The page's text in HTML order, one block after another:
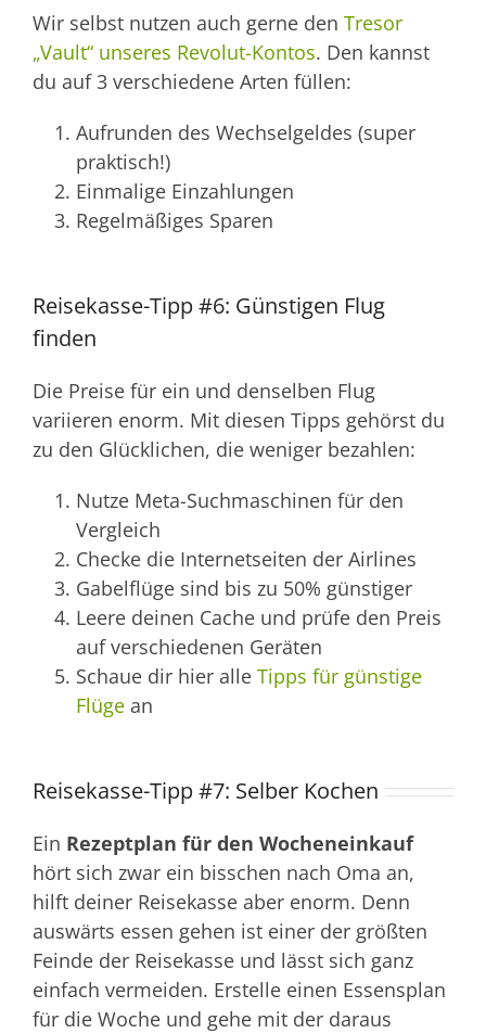
Wir selbst nutzen auch gerne den Tresor
„Vault“ unseres Revolut-Kontos. Den kannst
du auf 3 verschiedene Arten füllen:
Aufrunden des Wechselgeldes (super
praktisch!)
Einmalige Einzahlungen
Regelmäßiges Sparen
Reisekasse-Tipp #6: Günstigen Flug
finden
Die Preise für ein und denselben Flug
variieren enorm. Mit diesen Tipps gehörst du
zu den Glücklichen, die weniger bezahlen:
Nutze Meta-Suchmaschinen für den
Vergleich
Checke die Internetseiten der Airlines
Gabelflüge sind bis zu 50% günstiger
Leere deinen Cache und prüfe den Preis
auf verschiedenen Geräten
Schaue dir hier alle Tipps für günstige
Flüge an
Reisekasse-Tipp #7: Selber Kochen
Ein Rezeptplan für den Wocheneinkauf
hört sich zwar ein bisschen nach Oma an,
hilft deiner Reisekasse aber enorm. Denn
auswärts essen gehen ist einer der größten
Feinde der Reisekasse und lässt sich ganz
einfach vermeiden. Erstelle einen Essensplan
für die Woche und gehe mit der daraus